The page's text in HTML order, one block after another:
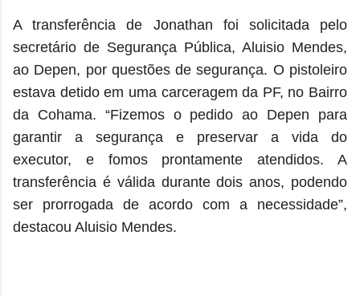
A transferência de Jonathan foi solicitada pelo
secretário de Segurança Pública, Aluisio Mendes,
ao Depen, por questões de segurança. O pistoleiro
estava detido em uma carceragem da PF, no Bairro
da Cohama. “Fizemos o pedido ao Depen para
garantir a segurança e preservar a vida do
executor, e fomos prontamente atendidos. A
transferência é válida durante dois anos, podendo
ser prorrogada de acordo com a necessidade”,
destacou Aluisio Mendes.